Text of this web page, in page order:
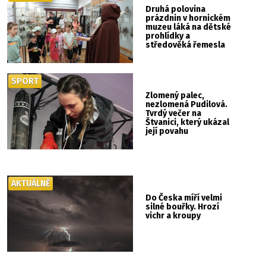
Druhá polovina
prázdnin v hornickém
muzeu láká na dětské
prohlídky a
středověká řemesla
Zlomený palec,
nezlomená Pudilová.
Tvrdý večer na
Štvanici, který ukázal
její povahu
SPORT
Do Česka míří velmi
silné bouřky. Hrozí
vichr a kroupy
AKTUÁLNĚ